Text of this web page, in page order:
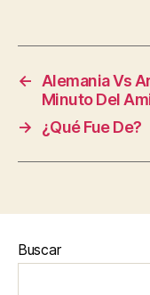
←
Alemania Vs
Minuto Del
→
¿Qué Fue De?
Buscar